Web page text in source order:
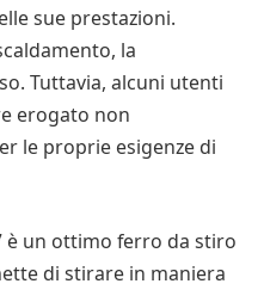
sue prestazioni.
la
Tuttavia, alcuni utenti
erogato non
le proprie esigenze di
è un ottimo ferro da stiro
di stirare in maniera